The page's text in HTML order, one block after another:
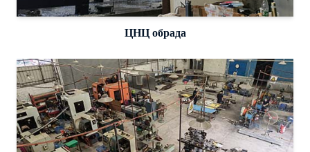
ЦНЦ обрада